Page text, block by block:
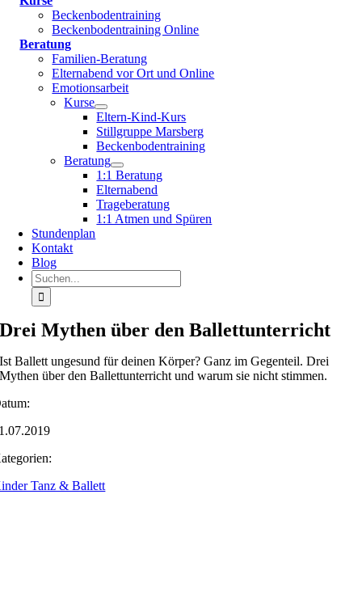
Beckenbodentraining
Beckenbodentraining Online
Beratung
Familien-Beratung
Elternabend vor Ort und Online
Emotionsarbeit
Kurse
Eltern-Kind-Kurs
Stillgruppe Marsberg
Beckenbodentraining
Beratung
1:1 Beratung
Elternabend
Trageberatung
1:1 Atmen und Spüren
Stundenplan
Kontakt
Blog
Suche
nach:
Drei Mythen über den Ballettunterricht
Ist Ballett ungesund für deinen Körper? Ganz im Gegenteil. Drei
Mythen über den Ballettunterricht und warum sie nicht stimmen.
Tanz & Ballett